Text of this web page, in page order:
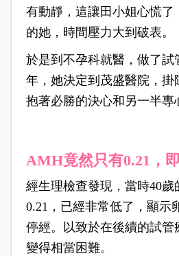
有動靜，這讓田小姐心慌了
的她，時間壓力大到破表。
於是到不孕科就醫，做了
年，她決定到茂盛醫院，掛
抱著必勝的決心和另一半專
AMH竟然只有0.21，
經生理檢查發現，當時40
0.21，已經非常低了，顯示
停經。以致於在後續的試
變得相當困難。